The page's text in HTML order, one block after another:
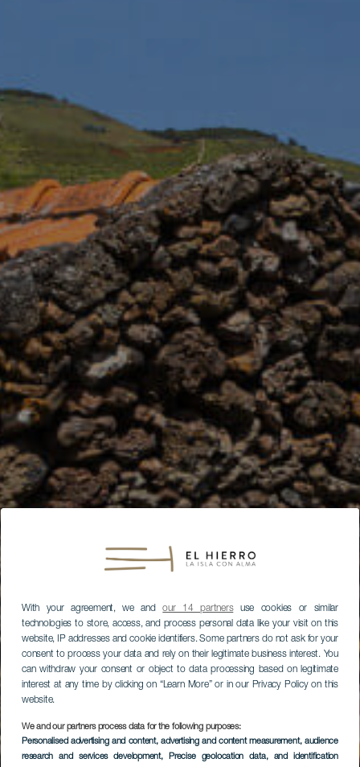
With your agreement, we andour 14 partnersuse cookies or similar
technologies to store, access, and process personal data like your visit on this
website, IP addresses and cookie identifiers. Some partners do not ask for your
consent to process your data and rely on their legitimate business interest. You
can withdraw your consent or object to data processing based on legitimate
interest at any time by clicking on “Learn More” or in our Privacy Policy on this
website.
We and our partners process data for the following purposes:
Personalised advertising and content, advertising and content measurement, audience
research and services development, Precise geolocation data, and identification